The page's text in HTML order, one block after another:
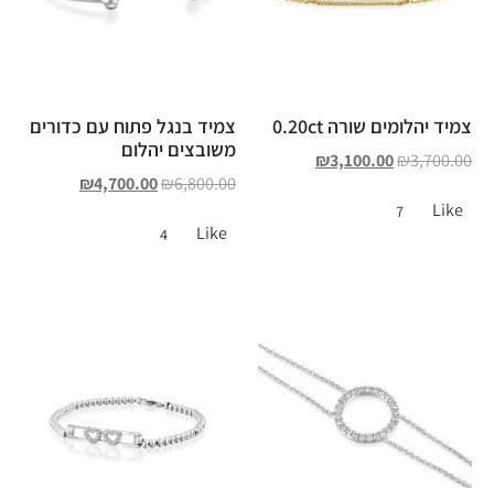
צמיד יהלומים שורה 0.20ct
₪3,700.00
₪3,100.00
Like
7
צמיד בנגל פתוח עם כדורים
משובצים יהלום
₪6,800.00
₪4,700.00
Like
4